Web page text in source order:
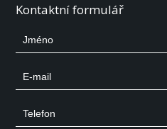
Kontaktní formulář